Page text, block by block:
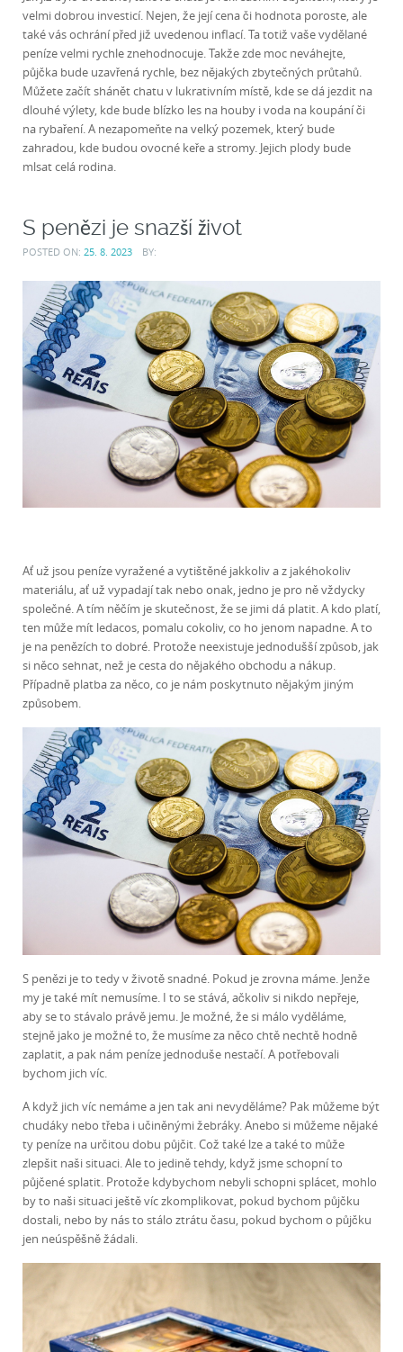
velmi dobrou investicí. Nejen, že její cena či hodnota poroste, ale
také vás ochrání před již uvedenou inflací. Ta totiž vaše vydělané
peníze velmi rychle znehodnocuje. Takže zde moc neváhejte,
půjčka bude uzavřená rychle, bez nějakých zbytečných průtahů.
Můžete začít shánět chatu v lukrativním místě, kde se dá jezdit na
dlouhé výlety, kde bude blízko les na houby i voda na koupání či
na rybaření. A nezapomeňte na velký pozemek, který bude
zahradou, kde budou ovocné keře a stromy. Jejich plody bude
mlsat celá rodina.
S penězi je snazší život
POSTED ON: 25. 8. 2023 BY:
Ať už jsou peníze vyražené a vytištěné jakkoliv a z jakéhokoliv
materiálu, ať už vypadají tak nebo onak, jedno je pro ně vždycky
společné. A tím něčím je skutečnost, že se jimi dá platit. A kdo platí,
ten může mít ledacos, pomalu cokoliv, co ho jenom napadne. A to
je na penězích to dobré. Protože neexistuje jednodušší způsob, jak
si něco sehnat, než je cesta do nějakého obchodu a nákup.
Případně platba za něco, co je nám poskytnuto nějakým jiným
způsobem.
S penězi je to tedy v životě snadné. Pokud je zrovna máme. Jenže
my je také mít nemusíme. I to se stává, ačkoliv si nikdo nepřeje,
aby se to stávalo právě jemu. Je možné, že si málo vyděláme,
stejně jako je možné to, že musíme za něco chtě nechtě hodně
zaplatit, a pak nám peníze jednoduše nestačí. A potřebovali
bychom jich víc.
A když jich víc nemáme a jen tak ani nevyděláme? Pak můžeme být
chudáky nebo třeba i učiněnými žebráky. Anebo si můžeme nějaké
ty peníze na určitou dobu půjčit. Což také lze a také to může
zlepšit naši situaci. Ale to jedině tehdy, když jsme schopní to
půjčené splatit. Protože kdybychom nebyli schopni splácet, mohlo
by to naši situaci ještě víc zkomplikovat, pokud bychom půjčku
dostali, nebo by nás to stálo ztrátu času, pokud bychom o půjčku
jen neúspěšně žádali.